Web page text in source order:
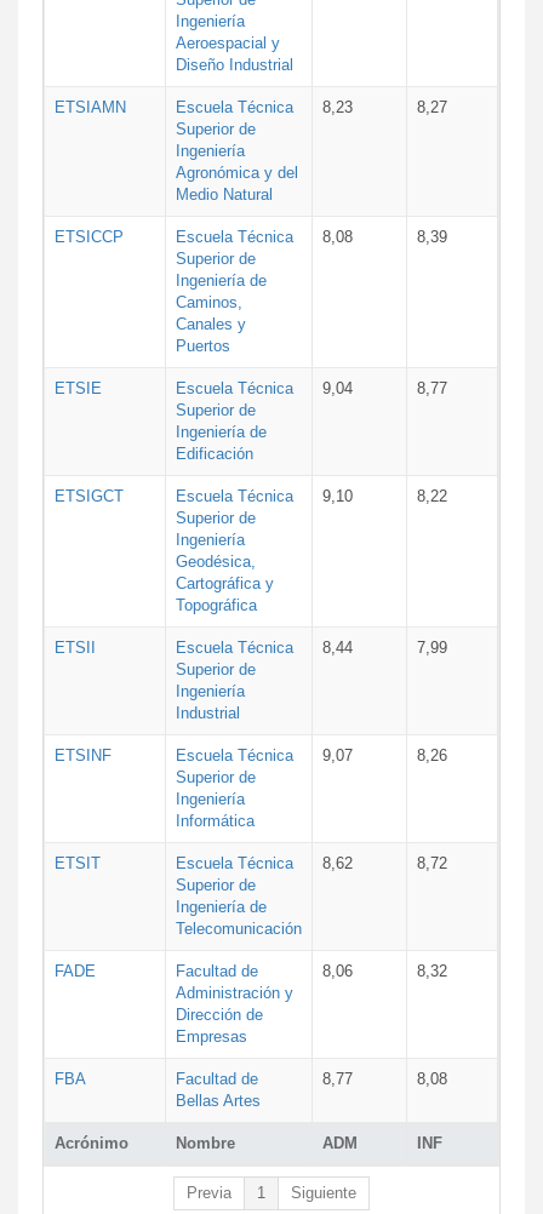
Acrónimo Nombre ADM INF
Ingeniería
Aeroespacial y
Diseño Industrial
ETSIAMN
Escuela Técnica
Superior de
Ingeniería
Agronómica y del
Medio Natural
8,23 8,27
ETSICCP
Escuela Técnica
Superior de
Ingeniería de
Caminos,
Canales y
Puertos
8,08 8,39
ETSIE
Escuela Técnica
Superior de
Ingeniería de
Edificación
9,04 8,77
ETSIGCT
Escuela Técnica
Superior de
Ingeniería
Geodésica,
Cartográfica y
Topográfica
9,10 8,22
ETSII
Escuela Técnica
Superior de
Ingeniería
Industrial
8,44 7,99
ETSINF
Escuela Técnica
Superior de
Ingeniería
Informática
9,07 8,26
ETSIT
Escuela Técnica
Superior de
Ingeniería de
Telecomunicación
8,62 8,72
FADE
Facultad de
Administración y
Dirección de
Empresas
8,06 8,32
FBA
Facultad de
Bellas Artes
8,77 8,08
Previa 1 Siguiente